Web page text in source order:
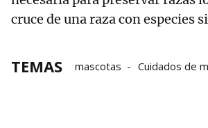
cruce de una raza con especies
TEMAS mascotas
Cuidados de